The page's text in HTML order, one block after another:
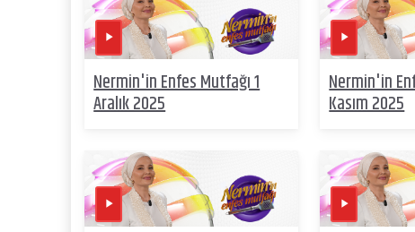
Nermin'in Enfes Mutfağı 1
Aralık 2025
Nermin'in
Kasım 2025